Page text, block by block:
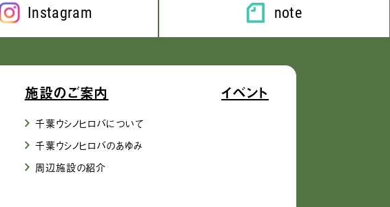
Instagram note
施設のご案内
千葉ウシノヒロバについて
千葉ウシノヒロバのあゆみ
周辺施設の紹介
イベント